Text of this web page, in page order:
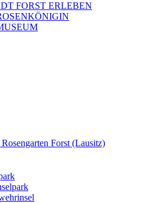
FORST ERLEBEN
Forst (Lausitz)